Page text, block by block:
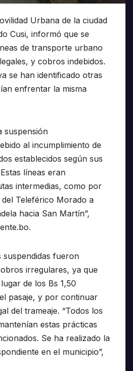
Urbana de la ciudad
Cusi, informó que se
de transporte urbano
y cobros indebidos.
se han identificado otras
enfrentar la misma
suspensión
al incumplimiento de
establecidos según sus
líneas eran
intermedias, como por
Teleférico Morado a
hacia San Martín”,
suspendidas fueron
irregulares, ya que
de los Bs 1,50
pasaje, y por continuar
del trameaje. “Todos los
estas prácticas
Se ha realizado la
en el municipio”,